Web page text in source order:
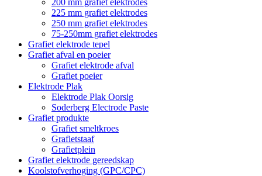
225 mm grafiet elektrodes
250 mm grafiet elektrodes
75-250mm grafiet elektrodes
Grafiet elektrode tepel
Grafiet afval en poeier
Grafiet elektrode afval
Grafiet poeier
Elektrode Plak
Elektrode Plak Oorsig
Soderberg Electrode Paste
Grafiet produkte
Grafiet smeltkroes
Grafietstaaf
Grafietplein
Grafiet elektrode gereedskap
Koolstofverhoging (GPC/CPC)